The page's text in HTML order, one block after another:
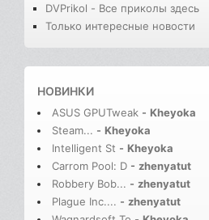
DVPrikol - Все приколы здесь
Только интересные новости
НОВИНКИ
ASUS GPUTweak - Kheyoka
Steam... - Kheyoka
Intelligent St - Kheyoka
Carrom Pool: D - zhenyatut
Robbery Bob... - zhenyatut
Plague Inc.... - zhenyatut